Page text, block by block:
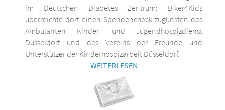
im Deutschen Diabetes Zentrum: Biker4Kids
überreichte dort einen Spendencheck zugunsten des
Ambulanten Kinder- und Jugendhospizdienst
Düsseldorf und des Vereins der Freunde und
Unterstützer der Kinderhospizarbeit Düsseldorf.
WEITERLESEN